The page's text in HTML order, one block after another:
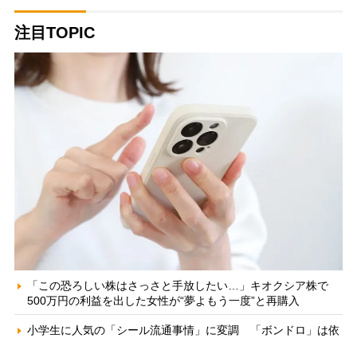
注目TOPIC
「この恐ろしい株はさっさと手放したい…」キオクシア株で
500万円の利益を出した女性が“夢よもう一度”と再購入
小学生に人気の「シール流通事情」に変調 「ボンドロ」は依